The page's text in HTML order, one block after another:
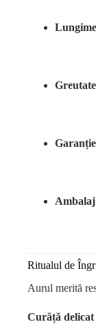
Ritualul de
Aurul merită
Curăță delicat